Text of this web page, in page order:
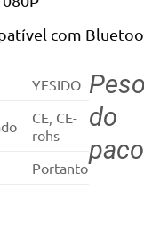
com
YESIDO
CE, CE-
rohs
Portanto
Peso
do